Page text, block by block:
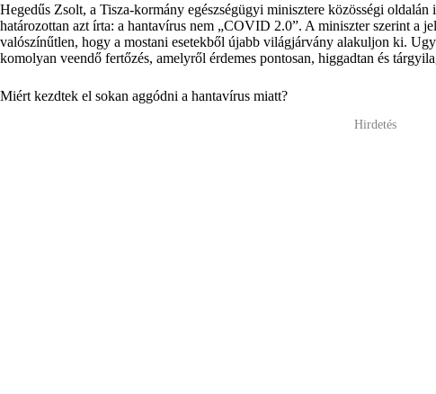
Hegedűs Zsolt, a Tisza-kormány egészségügyi minisztere közösségi
határozottan azt írta: a hantavírus nem „COVID 2.0”. A miniszter szerint a
valószínűtlen, hogy a mostani esetekből újabb világjárvány alakuljon ki.
komolyan veendő fertőzés, amelyről érdemes pontosan, higgadtan és
Miért kezdtek el sokan aggódni a hantavírus miatt?
Hirdetés